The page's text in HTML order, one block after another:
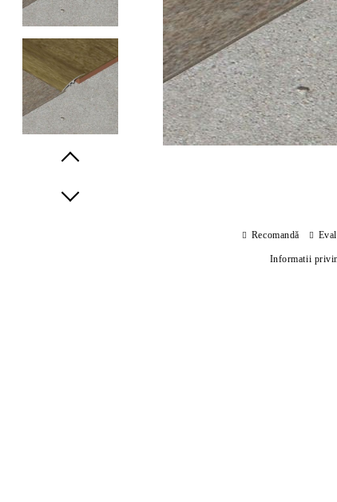
Recomandă
Informatii